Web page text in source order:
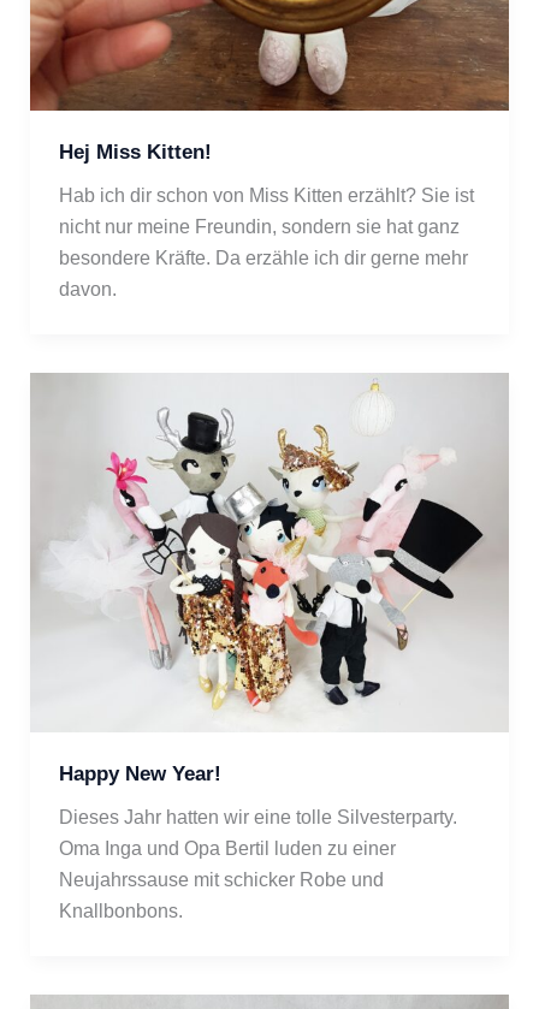
Hej Miss Kitten!
Hab ich dir schon von Miss Kitten erzählt? Sie ist
nicht nur meine Freundin, sondern sie hat ganz
besondere Kräfte. Da erzähle ich dir gerne mehr
davon.
Happy New Year!
Dieses Jahr hatten wir eine tolle Silvesterparty.
Oma Inga und Opa Bertil luden zu einer
Neujahrssause mit schicker Robe und
Knallbonbons.